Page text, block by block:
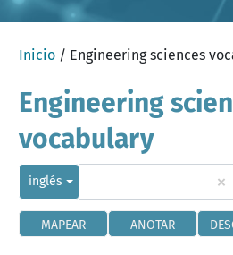
Inicio / Engineering sciences
Engineering
vocabulary
inglés ×
MAPEAR ANOTAR